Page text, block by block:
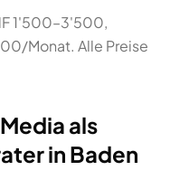
1'500–3'500,
Monat. Alle Preise
als
in Baden